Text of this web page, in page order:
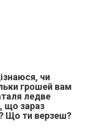
чи
грошей вам
ледве
що зараз
Що ти верзеш?